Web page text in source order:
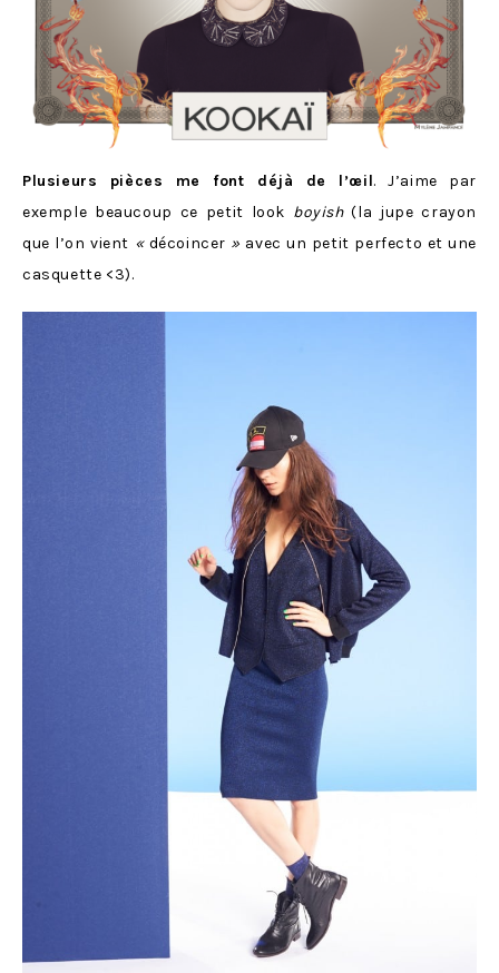
Plusieurs pièces me font déjà de l’œil. J’aime par
exemple beaucoup ce petit look boyish(la jupe crayon
que l’on vient «décoincer » avec un petit perfecto et une
casquette <3).